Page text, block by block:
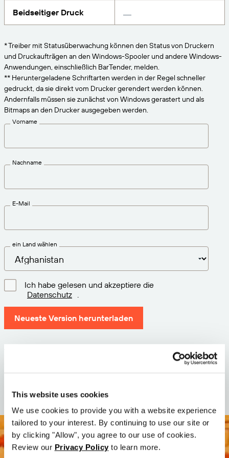
This website uses cookies
We use cookies to provide you with a website experience
tailored to your interest. By continuing to use our site or
by clicking "Allow", you agree to our use of cookies.
Review our Privacy Policy to learn more.
PRODUKT
Preise
Kostenlos testen
Technische Daten
Produktregistrierung
Unterstützte Standards
Amazon Transparency
Lösungsübersicht
VERBINDEN
Karriere
Nachrichten
Reifegradmodell für Etikettierung und
Erhalten Sie die Unterstützung, die Ihren
Beidseitiger Druck
* Treiber mit Statusüberwachung können den Status von Druckern
und Druckaufträgen an den Windows-Spooler und andere Windows-
Anwendungen, einschließlich BarTender, melden.
** Heruntergeladene Schriftarten werden in der Regel schneller
gedruckt, da sie direkt vom Drucker gerendert werden können.
Andernfalls müssen sie zunächst von Windows gerastert und als
Bitmaps an den Drucker ausgegeben werden.
Vorname
Nachname
E-Mail
ein Land wählen
Ich habe gelesen und akzeptiere die
Datenschutz
Neueste Version herunterladen
Datum: 2026-05-05